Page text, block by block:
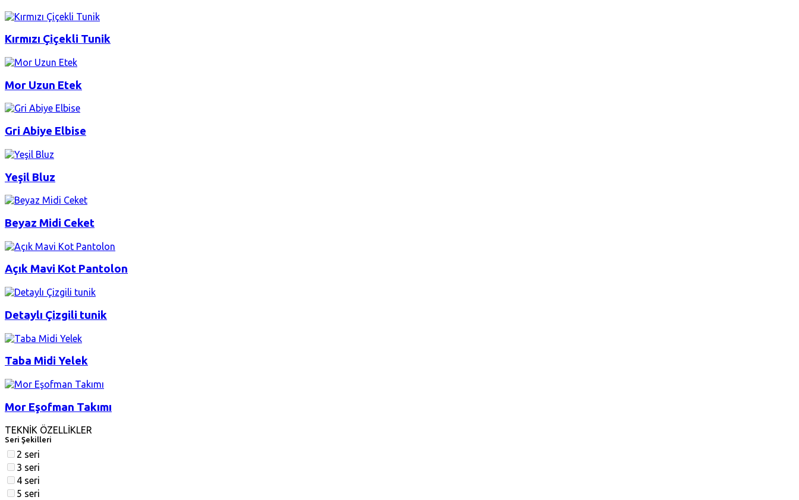
Kırmızı Çiçekli Tunik
Mor Uzun Etek
Gri Abiye Elbise
Yeşil Bluz
Beyaz Midi Ceket
Açık Mavi Kot Pantolon
Detaylı Çizgili tunik
Taba Midi Yelek
Mor Eşofman Takımı
TEKNİK ÖZELLİKLER
Seri Şekilleri
2 seri
3 seri
4 seri
5 seri